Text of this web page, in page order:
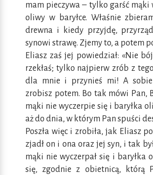
mam pieczywa – tylko garść mąki
oliwy w baryłce. Właśnie
drewna i kiedy przyjdę,
synowi strawę. Zjemy to, a potem
Eliasz zaś jej powiedział: «Nie
rzekłaś; tylko najpierw zrób z
dla mnie i przynieś mi! A
zrobisz potem. Bo tak mówi Pan,
mąki nie wyczerpie się i baryłka
aż do dnia, w którym Pan spuści
Poszła więc i zrobiła, jak Eliasz
zjadł on i ona oraz jej syn, i tak
mąki nie wyczerpał się i baryłka
się, zgodnie z obietnicą, którą